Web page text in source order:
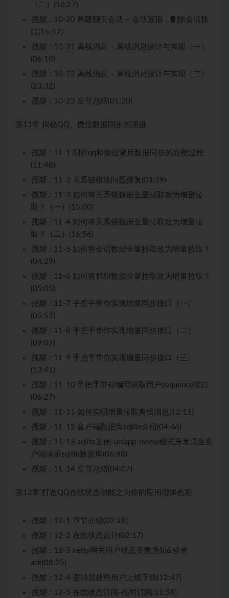
（二）(16:27)
视频： 10-20 构建聊天会话 – 会话置顶，删除会话接
口(15:12)
视频： 10-21 离线消息 – 离线消息设计与实现（一）
(06:10)
视频： 10-22 离线消息 – 离线消息设计与实现（二）
(23:32)
视频： 10-23 章节总结(01:20)
第11章 揭秘QQ、微信数据同步的演进
视频： 11-1 剖析qq和微信背后数据同步的完整过程
(11:48)
视频： 11-2 关系链模块问题修复(03:39)
视频： 11-3 如何将关系链数据全量拉取改为增量拉
取？（一）(15:00)
视频： 11-4 如何将关系链数据全量拉取改为增量拉
取？（二）(16:56)
视频： 11-5 如何将会话数据全量拉取改为增量拉取？
(04:29)
视频： 11-6 如何将群组数据全量拉取改为增量拉取？
(05:05)
视频： 11-7 手把手带你实现增量同步接口（一）
(05:52)
视频： 11-8 手把手带你实现增量同步接口（二）
(09:02)
视频： 11-9 手把手带你实现增量同步接口（三）
(13:41)
视频： 11-10 手把手带你编写获取用户sequence接口
(06:27)
视频： 11-11 如何实现增量拉取离线消息(12:11)
视频： 11-12 客户端数据库sqlite介绍(04:46)
视频： 11-13 sqlite案例-uniapp-nview模式开发原生客
户端演示sqlite数据库(06:48)
视频： 11-14 章节总结(04:07)
第12章 打造QQ在线状态功能之为你的应用增添色彩
视频： 12-1 章节介绍(02:18)
视频： 12-2 在线状态设计(02:17)
视频： 12-3 netty网关用户状态变更通知&登录
ack(08:25)
视频： 12-4 逻辑层处理用户上线下线(12:47)
视频： 12-5 在线状态订阅-临时订阅(11:58)